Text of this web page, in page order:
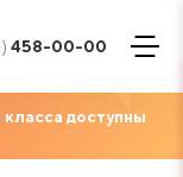
458-00-00
доступны